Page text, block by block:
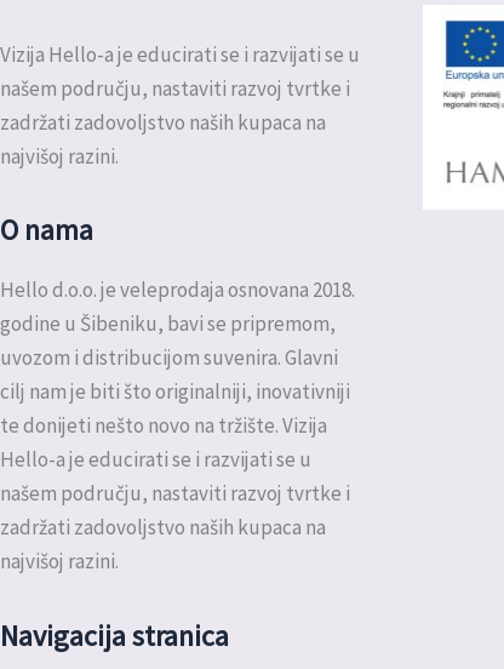
Vizija Hello-a je educirati se i razvijati se u
našem području, nastaviti razvoj tvrtke i
zadržati zadovoljstvo naših kupaca na
najvišoj razini.
O nama
Hello d.o.o. je veleprodaja osnovana 2018.
godine u Šibeniku, bavi se pripremom,
uvozom i distribucijom suvenira. Glavni
cilj nam je biti što originalniji, inovativniji
te donijeti nešto novo na tržište. Vizija
Hello-a je educirati se i razvijati se u
našem području, nastaviti razvoj tvrtke i
zadržati zadovoljstvo naših kupaca na
najvišoj razini.
Navigacija stranica